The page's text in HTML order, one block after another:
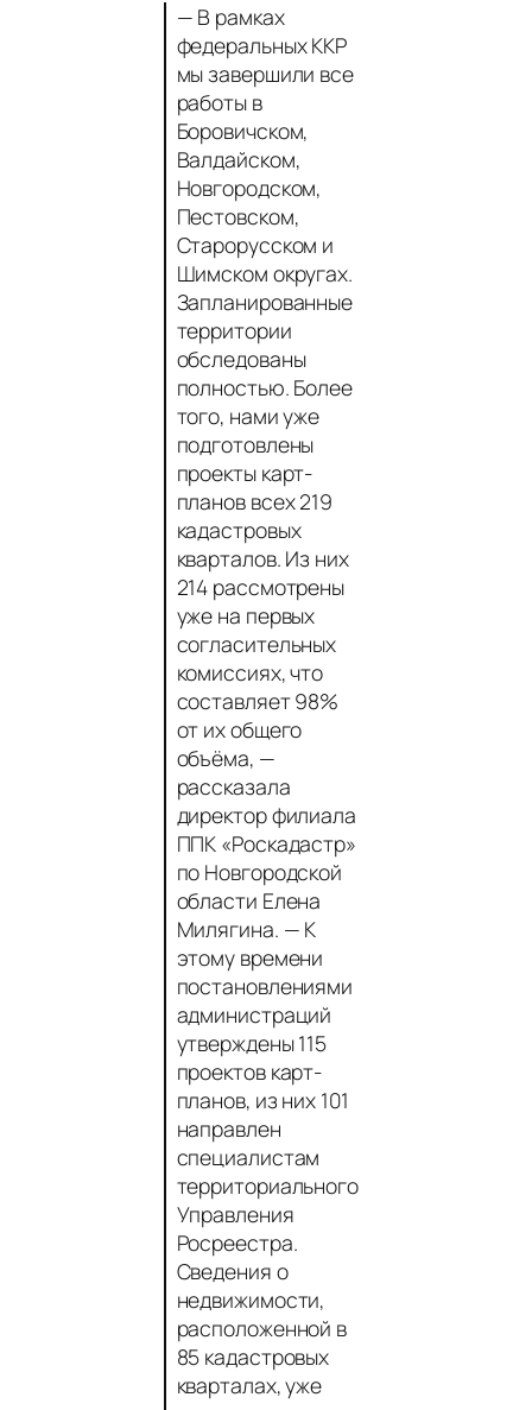
— В рамках
федеральных ККР
мы завершили все
работы в
Боровичском,
Валдайском,
Новгородском,
Пестовском,
Старорусском и
Шимском округах.
Запланированные
территории
обследованы
полностью. Более
того, нами уже
подготовлены
проекты карт-
планов всех 219
кадастровых
кварталов. Из них
214 рассмотрены
уже на первых
согласительных
комиссиях, что
составляет 98%
от их общего
объёма, —
рассказала
директор филиала
ППК «Роскадастр»
по Новгородской
области Елена
Милягина. — К
этому времени
постановлениями
администраций
утверждены 115
проектов карт-
планов, из них 101
направлен
специалистам
территориального
Управления
Росреестра.
Сведения о
недвижимости,
расположенной в
85 кадастровых
кварталах, уже